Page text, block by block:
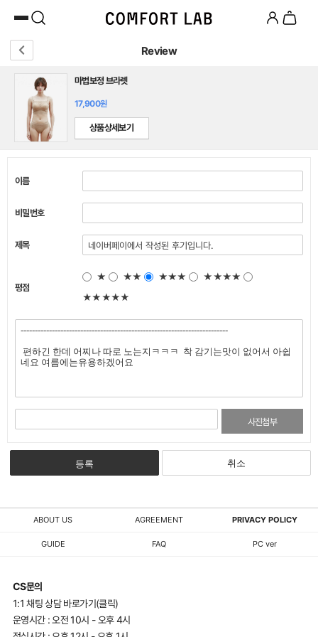
카카오채널 추가하고 10,000원 쿠폰 받기
Review
마법보정 브라렛
17,900원
상품상세보기
이름
비밀번호
제목
평점
★ ★★ ★★★
★★★★
★★★★★
사진첨부
등록 취소
ABOUT US AGREEMENT PRIVACY POLICY
GUIDE FAQ PC ver
CS문의
1:1 채팅 상담 바로가기(클릭)
운영시간 : 오전 10시 - 오후 4시